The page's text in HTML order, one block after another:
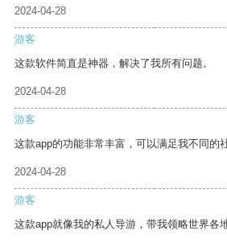
2024-04-28
游客
这款软件简直是神器，解决了我所有问题。
2024-04-28
游客
这款app的功能非常丰富，可以满足我不同的
2024-04-28
游客
这款app就像我的私人导游，带我领略世界各